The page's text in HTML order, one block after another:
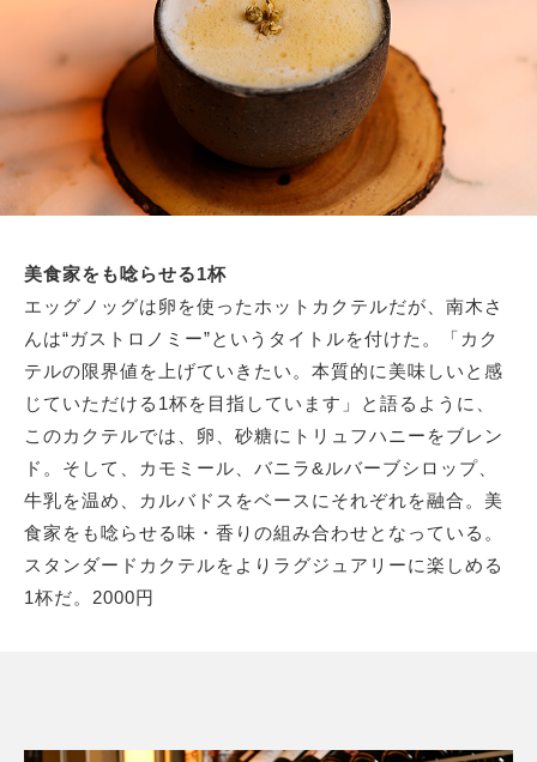
美食家をも唸らせる1杯
エッグノッグは卵を使ったホットカクテルだが、南木さ
んは“ガストロノミー”というタイトルを付けた。「カク
テルの限界値を上げていきたい。本質的に美味しいと感
じていただける1杯を目指しています」と語るように、
このカクテルでは、卵、砂糖にトリュフハニーをブレン
ド。そして、カモミール、バニラ&ルバーブシロップ、
牛乳を温め、カルバドスをベースにそれぞれを融合。美
食家をも唸らせる味・香りの組み合わせとなっている。
スタンダードカクテルをよりラグジュアリーに楽しめる
1杯だ。2000円